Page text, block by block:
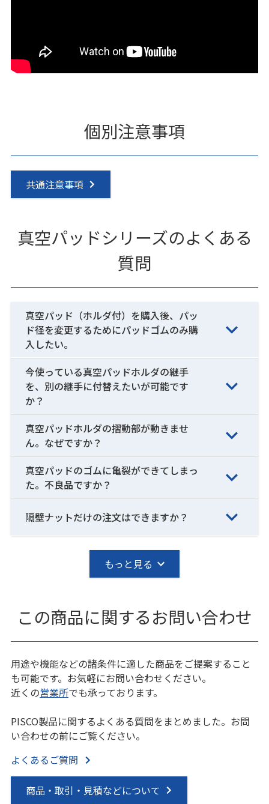
個別注意事項
共通注意事項
真空パッドシリーズのよくある
質問
真空パッド（ホルダ付）を購入後、パッ
ド径を変更するためにパッドゴムのみ購
入したい。
今使っている真空パッドホルダの継手
を、別の継手に付替えたいが可能です
か？
真空パッドホルダの摺動部が動きませ
ん。なぜですか？
真空パッドのゴムに亀裂ができてしまっ
た。不良品ですか？
隔壁ナットだけの注文はできますか？
もっと見る
この商品に関するお問い合わせ
用途や機能などの諸条件に適した商品をご提案すること
も可能です。お気軽にお問い合わせください。
近くの営業所でも承っております。
PISCO製品に関するよくある質問をまとめました。お問
い合わせの前にご覧ください。
よくあるご質問
商品・取引・見積などについて